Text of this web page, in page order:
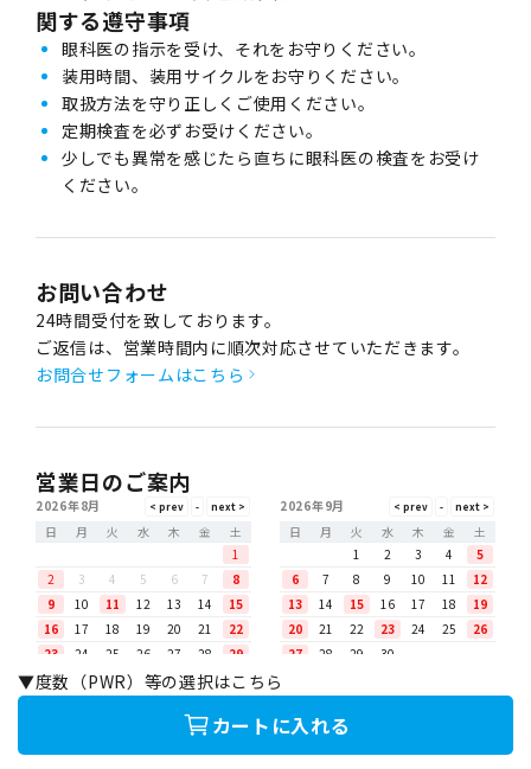
▼度数（PWR）等の選択はこちら
カートに入れる
関する遵守事項
眼科医の指示を受け、それをお守りください。
装用時間、装用サイクルをお守りください。
取扱方法を守り正しくご使用ください。
定期検査を必ずお受けください。
少しでも異常を感じたら直ちに眼科医の検査をお受け
ください。
お問い合わせ
24時間受付を致しております。
ご返信は、営業時間内に順次対応させていただきます。
お問合せフォームはこちら
営業日のご案内
2026年8月
日
月 火 水 木 金
土
1
2
3 4 5 6 7
8
9
10 11 12 13 14
15
16
17 18 19 20 21
22
23
24 25 26 27 28
29
30
31
2026年9月
日
月 火 水 木 金
土
1
2 3 4
5
6
7 8 9 10 11
12
13
14 15 16 17 18
19
20
21 22 23 24 25
26
27
28 29 30
月〜金（土日祝除く）10:00～18:00